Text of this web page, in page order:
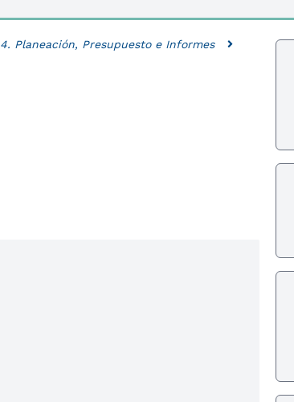
4. Planeación, Presupuesto e Informes